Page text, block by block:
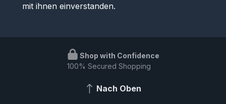
mit ihnen einverstanden.
Shop with Confidence
100% Secured Shopping
Nach Oben